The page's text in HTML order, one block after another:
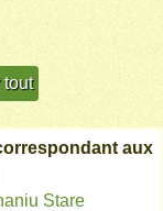
aux
Stare